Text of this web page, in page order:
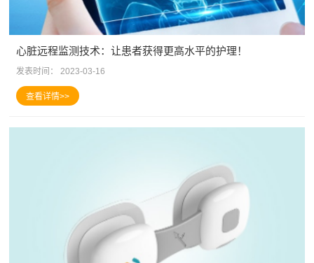
心脏远程监测技术：让患者获得更高水平的护理！
发表时间： 2023-03-16